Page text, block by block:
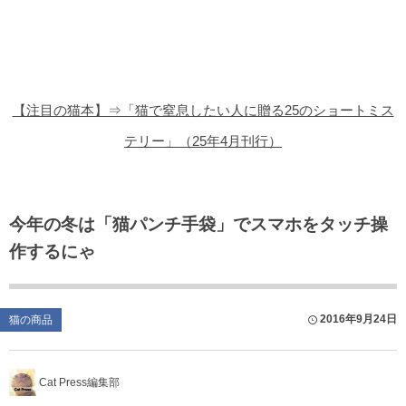
【注目の猫本】⇒「猫で窒息したい人に贈る25のショートミス
テリー」（25年4月刊行）
今年の冬は「猫パンチ手袋」でスマホをタッチ操
作するにゃ
猫の商品 2016年9月24日
Cat Press編集部
猫のゲーム・アプリ
猫のフリー写真素材